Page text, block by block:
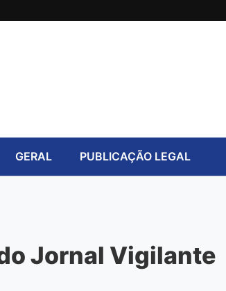
GERAL PUBLICAÇÃO LEGAL
Jornal Vigilante